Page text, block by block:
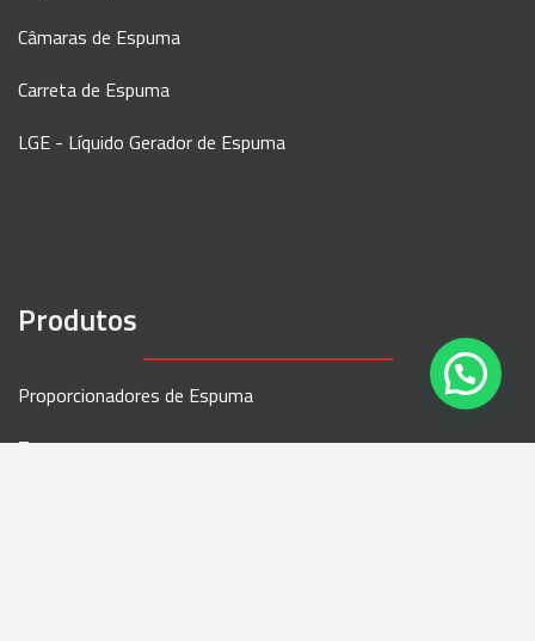
Câmaras de Espuma
Carreta de Espuma
LGE - Líquido Gerador de Espuma
Produtos
Proporcionadores de Espuma
Tanques